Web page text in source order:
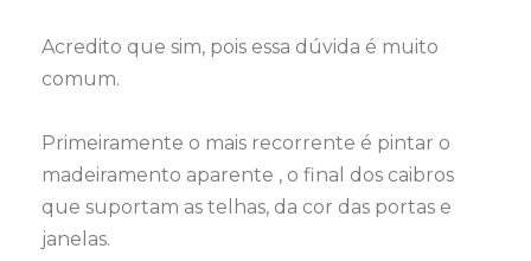
Acredito que sim, pois essa dúvida é muito
comum.
Primeiramente o mais recorrente é pintar o
madeiramento aparente , o final dos caibros
que suportam as telhas, da cor das portas e
janelas.